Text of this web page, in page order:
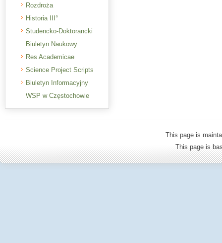
Rozdroża
Historia III°
Studencko-Doktorancki
Biuletyn Naukowy
Res Academicae
Science Project Scripts
Biuletyn Informacyjny
WSP w Częstochowie
This page is
This page is